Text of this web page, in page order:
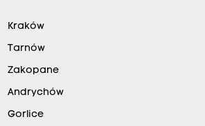
Kraków
Tarnów
Zakopane
Andrychów
Gorlice